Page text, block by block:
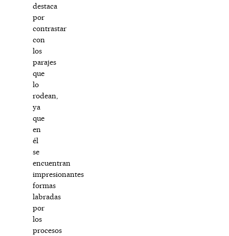
destaca
por
contrastar
con
los
parajes
que
lo
rodean,
ya
que
en
él
se
encuentran
impresionantes
formas
labradas
por
los
procesos